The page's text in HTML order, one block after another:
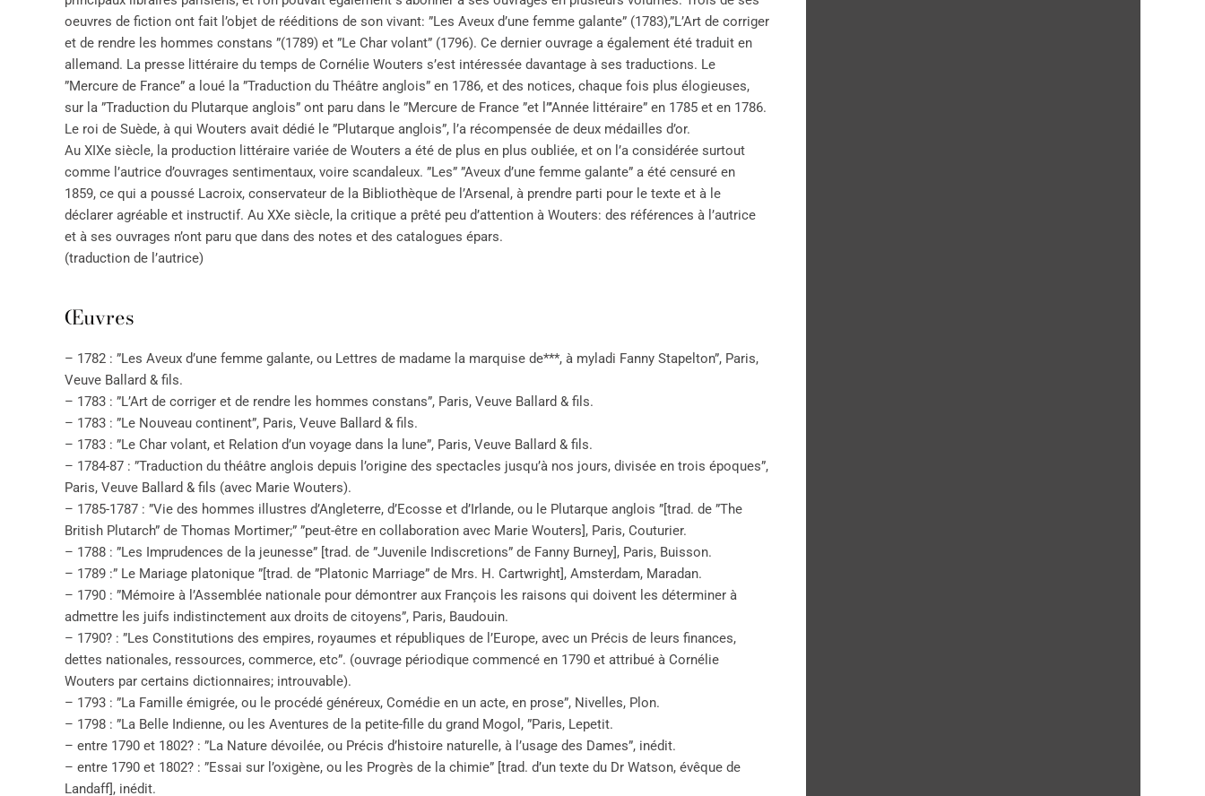
oeuvres de fiction ont fait l’objet de rééditions de son vivant: ”Les Aveux d’une femme galante” (1783),”L’Art de corriger
et de rendre les hommes constans ”(1789) et ”Le Char volant” (1796). Ce dernier ouvrage a également été traduit en
allemand. La presse littéraire du temps de Cornélie Wouters s’est intéressée davantage à ses traductions. Le
”Mercure de France” a loué la ”Traduction du Théâtre anglois” en 1786, et des notices, chaque fois plus élogieuses,
sur la ”Traduction du Plutarque anglois” ont paru dans le ”Mercure de France ”et l”’Année littéraire” en 1785 et en 1786.
Le roi de Suède, à qui Wouters avait dédié le ”Plutarque anglois”, l’a récompensée de deux médailles d’or.
Au XIXe siècle, la production littéraire variée de Wouters a été de plus en plus oubliée, et on l’a considérée surtout
comme l’autrice d’ouvrages sentimentaux, voire scandaleux. ”Les” ”Aveux d’une femme galante” a été censuré en
1859, ce qui a poussé Lacroix, conservateur de la Bibliothèque de l’Arsenal, à prendre parti pour le texte et à le
déclarer agréable et instructif. Au XXe siècle, la critique a prêté peu d’attention à Wouters: des références à l’autrice
et à ses ouvrages n’ont paru que dans des notes et des catalogues épars.
(traduction de l’autrice)
Œuvres
– 1782 : ”Les Aveux d’une femme galante, ou Lettres de madame la marquise de***, à myladi Fanny Stapelton”, Paris,
Veuve Ballard & fils.
– 1783 : ”L’Art de corriger et de rendre les hommes constans”, Paris, Veuve Ballard & fils.
– 1783 : ”Le Nouveau continent”, Paris, Veuve Ballard & fils.
– 1783 : ”Le Char volant, et Relation d’un voyage dans la lune”, Paris, Veuve Ballard & fils.
– 1784-87 : ”Traduction du théâtre anglois depuis l’origine des spectacles jusqu’à nos jours, divisée en trois époques”,
Paris, Veuve Ballard & fils (avec Marie Wouters).
– 1785-1787 : ”Vie des hommes illustres d’Angleterre, d’Ecosse et d’Irlande, ou le Plutarque anglois ”[trad. de ”The
British Plutarch” de Thomas Mortimer;” ”peut-être en collaboration avec Marie Wouters], Paris, Couturier.
– 1788 : ”Les Imprudences de la jeunesse” [trad. de ”Juvenile Indiscretions” de Fanny Burney], Paris, Buisson.
– 1789 :” Le Mariage platonique ”[trad. de ”Platonic Marriage” de Mrs. H. Cartwright], Amsterdam, Maradan.
– 1790 : ”Mémoire à l’Assemblée nationale pour démontrer aux François les raisons qui doivent les déterminer à
admettre les juifs indistinctement aux droits de citoyens”, Paris, Baudouin.
– 1790? : ”Les Constitutions des empires, royaumes et républiques de l’Europe, avec un Précis de leurs finances,
dettes nationales, ressources, commerce, etc”. (ouvrage périodique commencé en 1790 et attribué à Cornélie
Wouters par certains dictionnaires; introuvable).
– 1793 : ”La Famille émigrée, ou le procédé généreux, Comédie en un acte, en prose”, Nivelles, Plon.
– 1798 : ”La Belle Indienne, ou les Aventures de la petite-fille du grand Mogol, ”Paris, Lepetit.
– entre 1790 et 1802? : ”La Nature dévoilée, ou Précis d’histoire naturelle, à l’usage des Dames”, inédit.
– entre 1790 et 1802? : ”Essai sur l’oxigène, ou les Progrès de la chimie” [trad. d’un texte du Dr Watson, évêque de
Landaff], inédit.